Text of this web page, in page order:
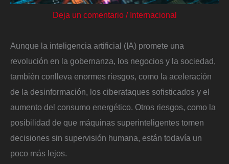
Deja un comentario / Internacional
Aunque la inteligencia artificial (IA) promete una
revolución en la gobernanza, los negocios y la sociedad,
también conlleva enormes riesgos, como la aceleración
de la desinformación, los ciberataques sofisticados y el
aumento del consumo energético. Otros riesgos, como la
posibilidad de que máquinas superinteligentes tomen
decisiones sin supervisión humana, están todavía un
poco más lejos.